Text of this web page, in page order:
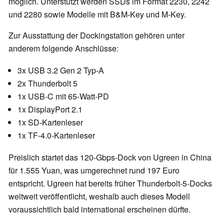
und 2280 sowie Modelle mit B&M-Key und M-Key.
Zur Ausstattung der Dockingstation gehören unter
anderem folgende Anschlüsse:
3x USB 3.2 Gen 2 Typ-A
2x Thunderbolt 5
1x USB-C mit 65-Watt-PD
1x DisplayPort 2.1
1x SD-Kartenleser
1x TF-4.0-Kartenleser
Preislich startet das 120-Gbps-Dock von Ugreen in China
für 1.555 Yuan, was umgerechnet rund 197 Euro
entspricht. Ugreen hat bereits früher Thunderbolt-5-Docks
weltweit veröffentlicht, weshalb auch dieses Modell
voraussichtlich bald international erscheinen dürfte.